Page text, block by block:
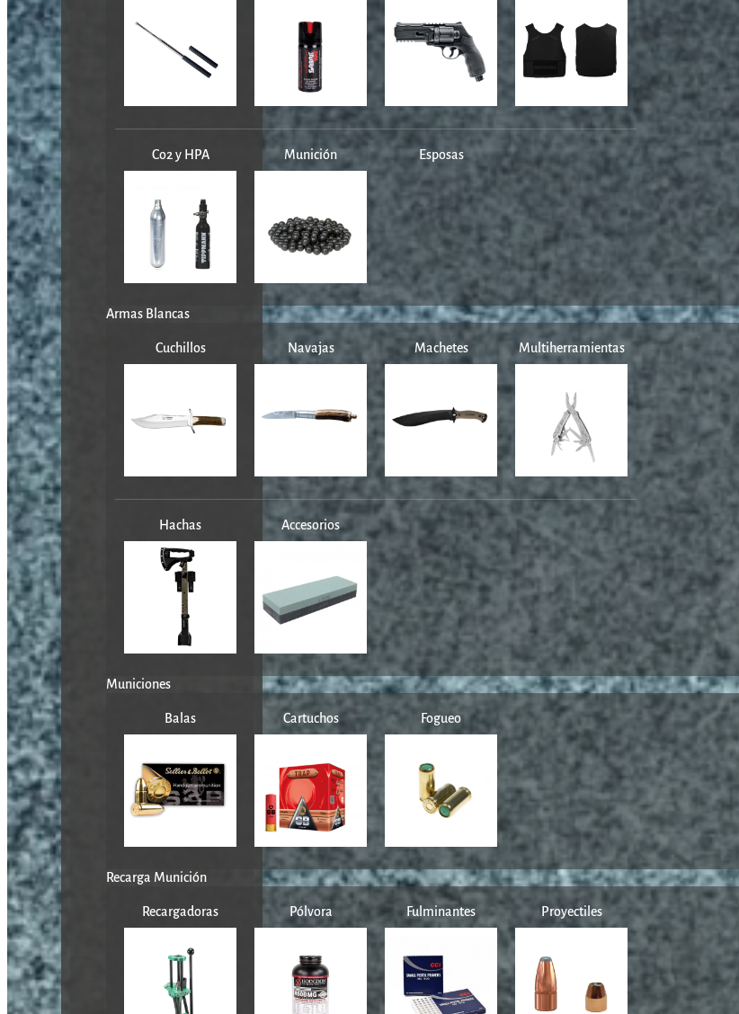
Co2 y HPA Munición Esposas
Armas Blancas
Cuchillos Navajas Machetes Multiherramientas
Hachas Accesorios
Municiones
Balas Cartuchos Fogueo
Recarga Munición
Recargadoras Pólvora Fulminantes Proyectiles